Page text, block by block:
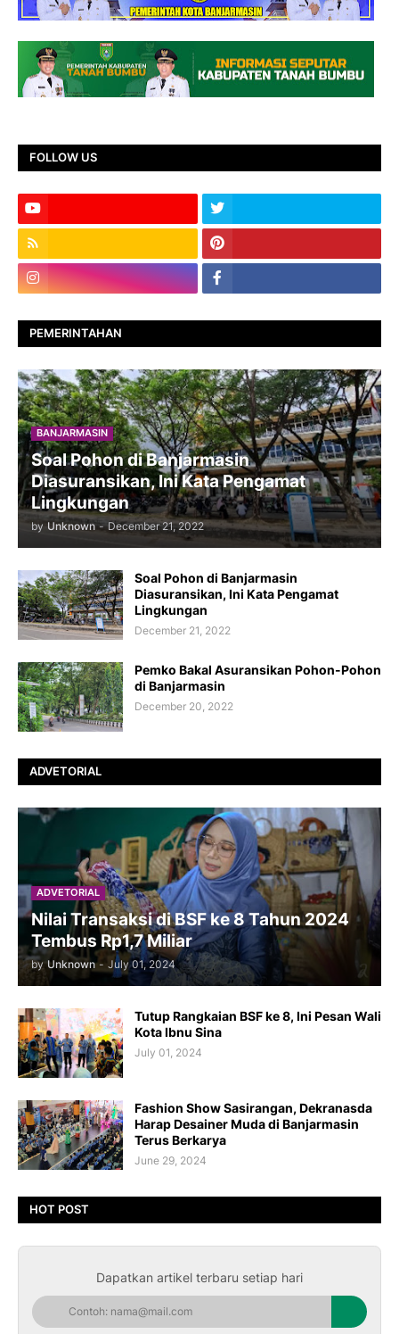
FOLLOW US
PEMERINTAHAN
BANJARMASIN
Soal Pohon di Banjarmasin
Diasuransikan, Ini Kata Pengamat
Lingkungan
by Unknown - December 21, 2022
Soal Pohon di Banjarmasin
Diasuransikan, Ini Kata Pengamat
Lingkungan
December 21, 2022
Pemko Bakal Asuransikan Pohon-Pohon
di Banjarmasin
December 20, 2022
ADVETORIAL
ADVETORIAL
Nilai Transaksi di BSF ke 8 Tahun 2024
Tembus Rp1,7 Miliar
by Unknown - July 01, 2024
Tutup Rangkaian BSF ke 8, Ini Pesan Wali
Kota Ibnu Sina
July 01, 2024
Fashion Show Sasirangan, Dekranasda
Harap Desainer Muda di Banjarmasin
Terus Berkarya
June 29, 2024
HOT POST
Dapatkan artikel terbaru setiap hari